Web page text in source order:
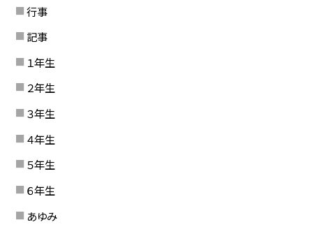
行事
記事
１年生
２年生
３年生
４年生
５年生
６年生
あゆみ